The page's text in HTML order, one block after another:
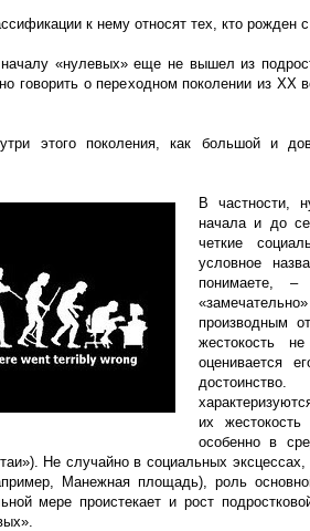
к нему относят тех, кто рожден
«нулевых» еще не вышел из
говорить о переходном поколении из ХХ
этого поколения, как большой и
В частности,
начала и до
четкие
условное
понимаете,
производным
жестокость
оценивается
их
особенно в
Не случайно в социальных
Манежная площадь), роль
мере проистекает и рост